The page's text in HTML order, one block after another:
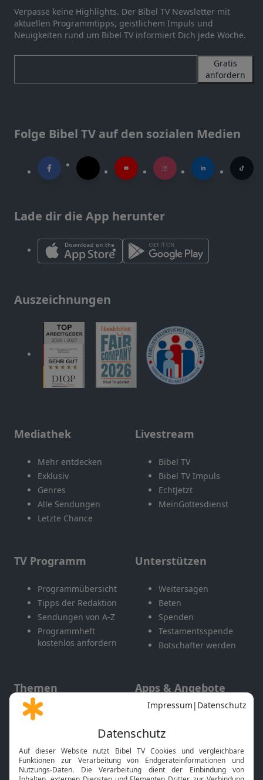
Verpasse keine Highlights. Der Bibel TV Newsletter mit
aktuellen Programmtipps, geistlichem Impuls und
Neuigkeiten rund um Bibel TV informiert Dich jede Woche.
Gratis
anfordern
Folge Bibel TV auf den sozialen Medien
Lade dir die App herunter
Auszeichnungen
Mediathek
Mehr entdecken
Exklusiv
Genres
Alle Sendungen
Letzte Chance
Livestream
Bibel TV
Bibel TV Impuls
EchtJetzt
MeinGottesdienst
TV Programm
Programmübersicht
Tipps der Redaktion
Sendungen von A-Z
Programmheft
kostenlos anfordern
Unterstützen
Weitersagen
Beten
Spenden
Testamentsspende
Botschafter werden
Themen
Gott und Bibel erklärt
Neuigkeiten
Apps & Angebote
Mobile App
Smart TV
HbbTV